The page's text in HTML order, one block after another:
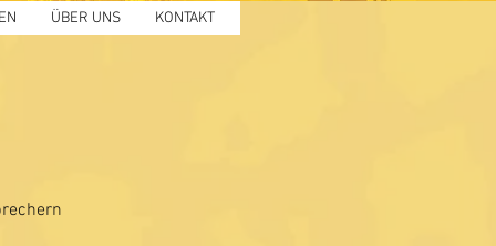
ÜBER UNS KONTAKT